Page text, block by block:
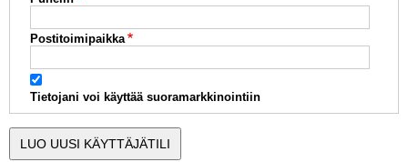
Postitoimipaikka
Tietojani voi käyttää suoramarkkinointiin